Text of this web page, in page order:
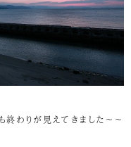
わりが見えてきました～～